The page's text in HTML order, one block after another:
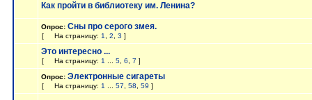
Как пройти в библиотеку им. Ленина?
Опрос: Сны про серого змея.
[ На страницу: 1 2 3 ]
Это интересно ...
[ На страницу: 1 5 6 7 ]
Опрос: Электронные сигареты
[ На страницу: 1 57 58 59 ]